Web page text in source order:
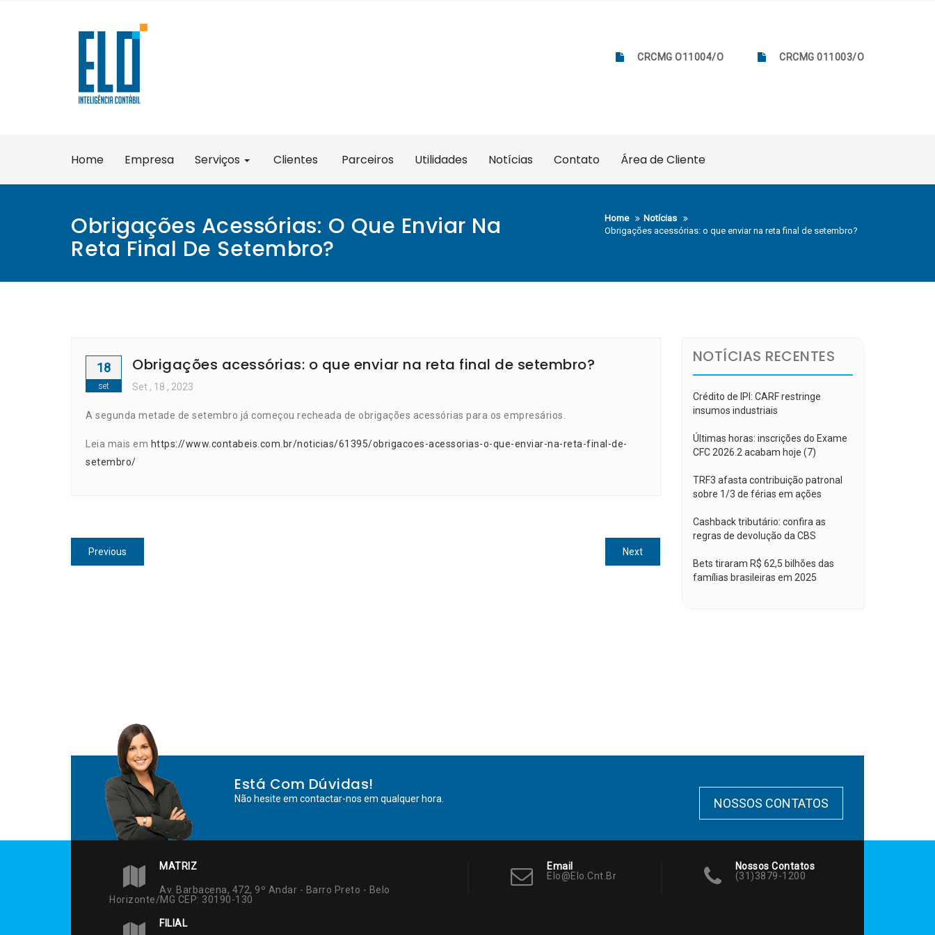
CRCMG O11004/O CRCMG 011003/O
Home Empresa Serviços Clientes Parceiros Utilidades Notícias Contato Área de Cliente
Obrigações Acessórias: O Que Enviar Na
Reta Final De Setembro?
Home
Notícias
Obrigações acessórias: o que enviar na reta final de setembro?
18
set
Obrigações acessórias: o que enviar na reta final de setembro?
Set , 18 , 2023
A segunda metade de setembro já começou recheada de obrigações acessórias para os empresários.
Leia mais em https://www.contabeis.com.br/noticias/61395/obrigacoes-acessorias-o-que-enviar-na-reta-final-de-
setembro/
Navegação
de
Previous
post:
NextNext
post:
NOTÍCIAS RECENTES
Crédito de IPI: CARF restringe
insumos industriais
Últimas horas: inscrições do Exame
CFC 2026.2 acabam hoje (7)
TRF3 afasta contribuição patronal
sobre 1/3 de férias em ações
Cashback tributário: confira as
regras de devolução da CBS
Bets tiraram R$ 62,5 bilhões das
famílias brasileiras em 2025
Está Com Dúvidas!
Não hesite em contactar-nos em qualquer hora. NOSSOS CONTATOS
MATRIZ
Av. Barbacena, 472, 9º Andar - Barro Preto - Belo
Horizonte/MG CEP: 30190-130
FILIAL
Email
Elo@elo.cnt.br
Nossos Contatos
(31)3879-1200